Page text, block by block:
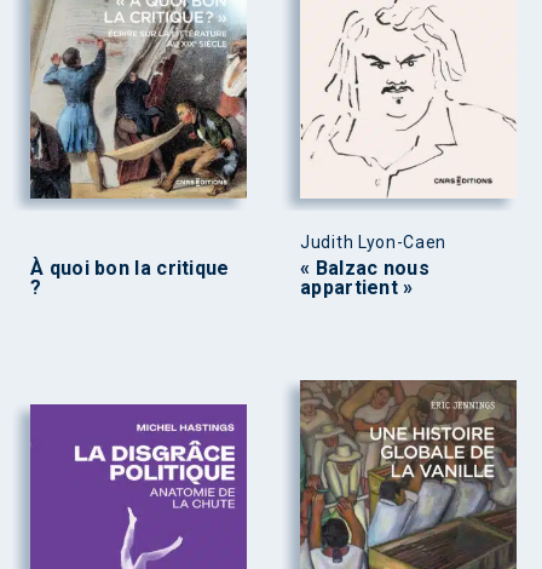
À quoi bon la critique
?
Judith Lyon-Caen
« Balzac nous
appartient »